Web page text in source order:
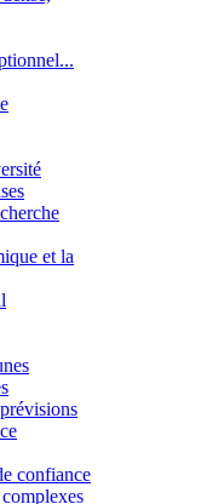
et la
confiance